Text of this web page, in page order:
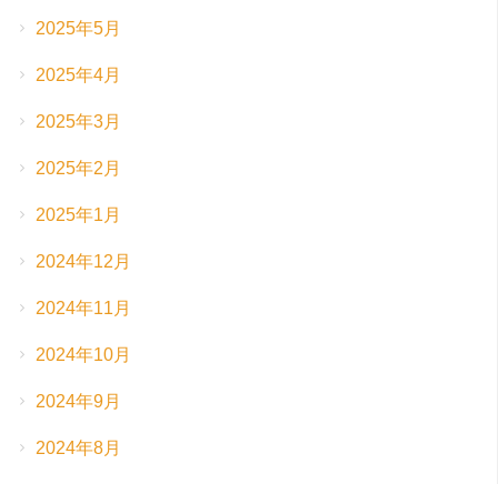
2025年5月
2025年4月
2025年3月
2025年2月
2025年1月
2024年12月
2024年11月
2024年10月
2024年9月
2024年8月